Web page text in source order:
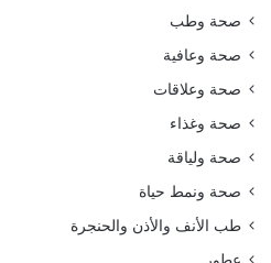
صحة وطب
صحة وعافية
صحة وعلاقات
صحة وغذاء
صحة ولياقة
صحة ونمط حياة
طب الأنف والأذن والحنجرة